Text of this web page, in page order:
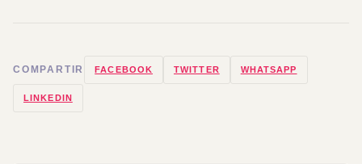
COMPARTIR FACEBOOK TWITTER WHATSAPP
LINKEDIN